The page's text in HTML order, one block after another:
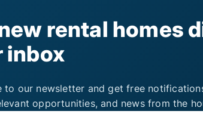
rental homes
inbox
to our newsletter and get free
opportunities, and news from the